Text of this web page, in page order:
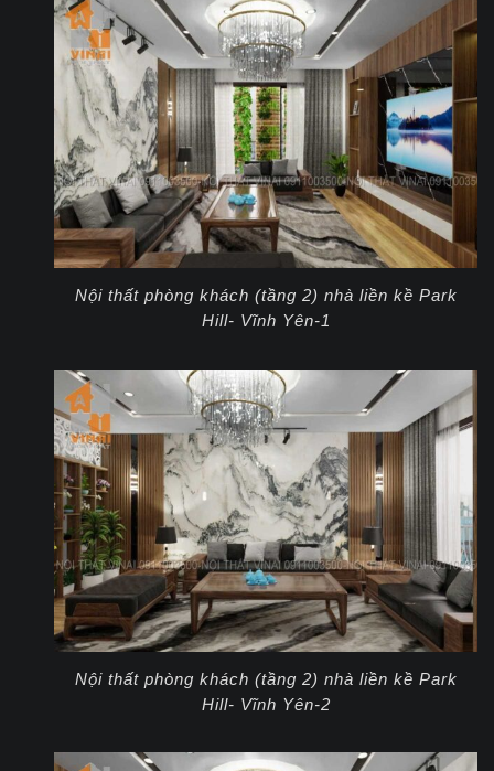
Nội thất phòng khách (tầng 2) nhà liền kề Park
Hill- Vĩnh Yên-1
Nội thất phòng khách (tầng 2) nhà liền kề Park
Hill- Vĩnh Yên-2